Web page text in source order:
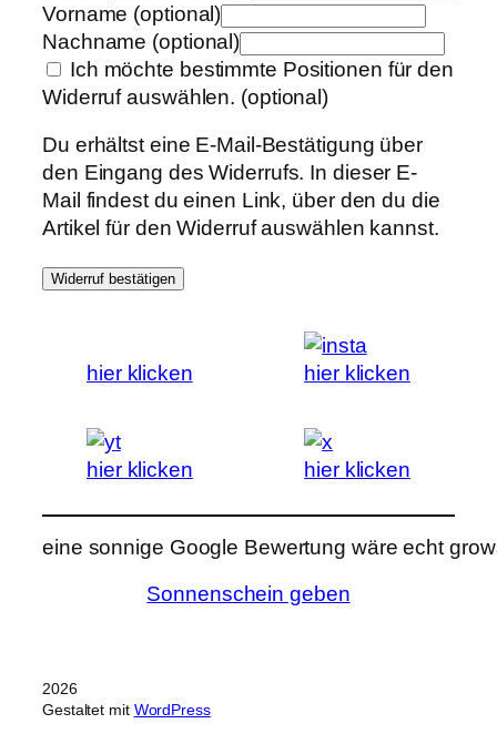
Vorname (optional)
Nachname (optional)
Ich möchte bestimmte Positionen für den
Widerruf auswählen. (optional)
Du erhältst eine E-Mail-Bestätigung über
den Eingang des Widerrufs. In dieser E-
Mail findest du einen Link, über den du die
Artikel für den Widerruf auswählen kannst.
Widerruf bestätigen
hier klicken hier klicken
hier klicken hier klicken
eine sonnige Google Bewertung wäre echt
Sonnenschein geben
2026
Gestaltet mit WordPress